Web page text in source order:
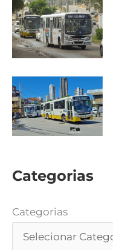
Categorias
Categorias